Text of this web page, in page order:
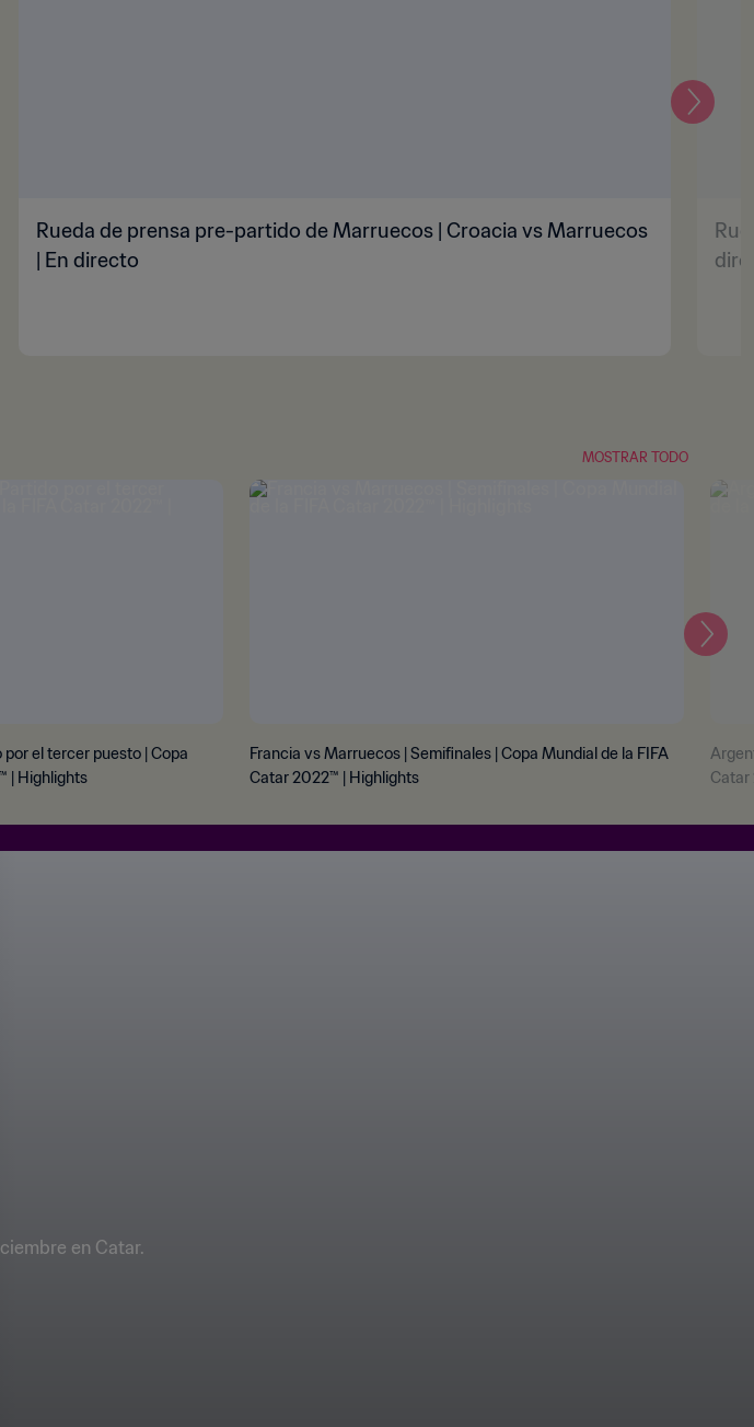
Rueda de prensa pre-partido de Marruecos | Croacia vs Marruecos
| En directo
MOSTRAR TODO
el tercer puesto | Copa
| Highlights
Francia vs Marruecos | Semifinales | Copa Mundial de la FIFA
Catar 2022™ | Highlights
Catar
en Catar.